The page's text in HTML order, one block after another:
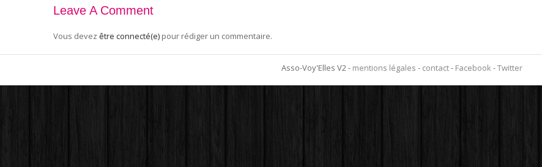
Leave A Comment
Vous devez être connecté(e) pour rédiger un commentaire.
Asso-Voy'Elles V2 - mentions légales - contact- Facebook -Twitter